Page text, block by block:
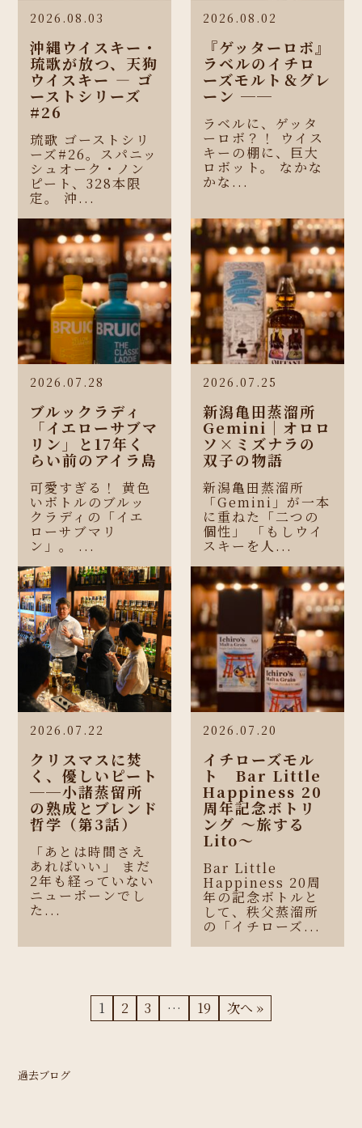
2026.08.03
沖縄ウイスキー・
琉歌が放つ、天狗
ウイスキー ― ゴ
ーストシリーズ
#26
琉歌 ゴーストシリ
ーズ#26。スパニッ
シュオーク・ノン
ピート、328本限
定。 沖...
2026.08.02
『ゲッターロボ』
ラベルのイチロ
ーズモルト＆グレ
ーン ──
ラベルに、ゲッタ
ーロボ？！ ウイス
キーの棚に、巨大
ロボット。 なかな
かな...
2026.07.28
ブルックラディ
「イエローサブマ
リン」と17年く
らい前のアイラ島
可愛すぎる！ 黄色
いボトルのブルッ
クラディの「イエ
ローサブマリ
ン」。 ...
2026.07.25
新潟亀田蒸溜所
Gemini｜オロロ
ソ×ミズナラの
双子の物語
新潟亀田蒸溜所
「Gemini」が一本
に重ねた「二つの
個性」 「もしウイ
スキーを人...
2026.07.22
クリスマスに焚
く、優しいピート
──小諸蒸留所
の熟成とブレンド
哲学（第3話）
「あとは時間さえ
あればいい」 まだ
2年も経っていない
ニューボーンでし
た...
2026.07.20
イチローズモル
ト Bar Little
Happiness 20
周年記念ボトリ
ング 〜旅する
Lito〜
Bar Little
Happiness 20周
年の記念ボトルと
して、秩父蒸溜所
の「イチローズ...
1 2 3 … 19 次へ »
過去ブログ